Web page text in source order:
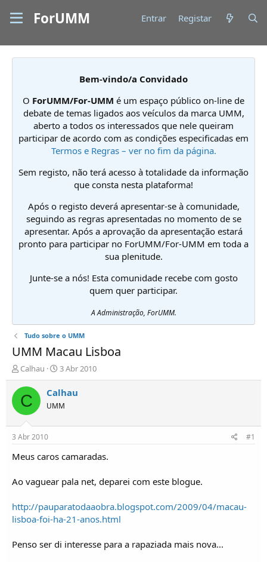
ForUMM Entrar Registar
Bem-vindo/a Convidado
O ForUMM/For-UMM é um espaço público on-line de
debate de temas ligados aos veículos da marca UMM,
aberto a todos os interessados que nele queiram
participar de acordo com as condições especificadas em
Termos e Regras – ver no fim da página.
Sem registo, não terá acesso à totalidade da informação
que consta nesta plataforma!
Após o registo deverá apresentar-se à comunidade,
seguindo as regras apresentadas no momento de se
apresentar. Após a aprovação da apresentação estará
pronto para participar no ForUMM/For-UMM em toda a
sua plenitude.
Junte-se a nós! Esta comunidade recebe com gosto
quem quer participar.
A Administração, ForUMM.
Tudo sobre o UMM
UMM Macau Lisboa
I
n
i
c
i
d
o
r
T
p
i
s
Calhau
D
a
t
d
o
3 Abr 2010
C Calhau
UMM
3 Abr 2010 #1
Meus caros camaradas.
Ao vaguear pala net, deparei com este blogue.
http://pauparatodaaobra.blogspot.com/2009/04/macau-
lisboa-foi-ha-21-anos.html
Penso ser di interesse para a rapaziada mais nova...